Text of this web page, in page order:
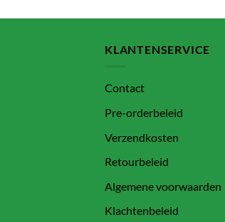
KLANTENSERVICE
Contact
Pre-orderbeleid
Verzendkosten
Retourbeleid
Algemene voorwaarden
Klachtenbeleid